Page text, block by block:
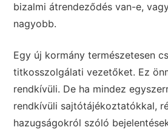
bizalmi átrendeződés van-e,
nagyobb.
Egy új kormány természetesen
titkosszolgálati vezetőket. Ez
rendkívüli. De ha mindez
rendkívüli sajtótájékoztatókkal,
hazugságokról szóló